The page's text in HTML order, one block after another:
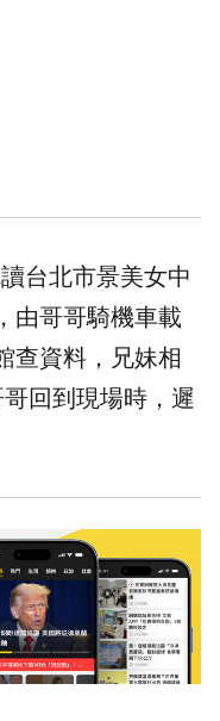
台北市景美女中
由哥哥騎機車載
查資料，兄妹相
回到現場時，遲